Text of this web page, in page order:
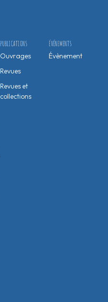
ÉVÉNEMENTS
Évènement
PUBLICATIONS
Ouvrages
Revues
Revues et
collections